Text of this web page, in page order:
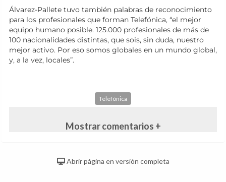
Álvarez-Pallete tuvo también palabras de reconocimiento
para los profesionales que forman Telefónica, “el mejor
equipo humano posible. 125.000 profesionales de más de
100 nacionalidades distintas, que sois, sin duda, nuestro
mejor activo. Por eso somos globales en un mundo global,
y, a la vez, locales”.
Telefónica
Mostrar comentarios +
Abrir página en versión completa